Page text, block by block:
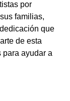
por
familias,
que
de esta
para ayudar a